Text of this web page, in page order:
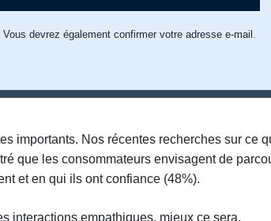
. Vous devrez également confirmer votre adresse e-mail.
importants. Nos récentes recherches sur ce
que les consommateurs envisagent de
et en qui ils ont confiance (48%).
interactions empathiques, mieux ce sera.